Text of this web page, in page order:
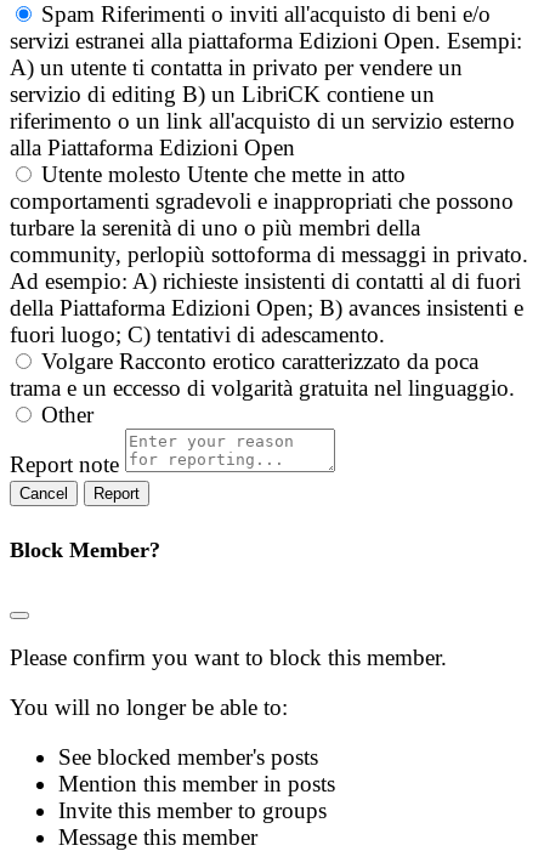
Spam Riferimenti o inviti all'acquisto di beni e/o
servizi estranei alla piattaforma Edizioni Open. Esempi:
A) un utente ti contatta in privato per vendere un
servizio di editing B) un LibriCK contiene un
riferimento o un link all'acquisto di un servizio esterno
alla Piattaforma Edizioni Open
Utente molesto Utente che mette in atto
comportamenti sgradevoli e inappropriati che possono
turbare la serenità di uno o più membri della
community, perlopiù sottoforma di messaggi in privato.
Ad esempio: A) richieste insistenti di contatti al di fuori
della Piattaforma Edizioni Open; B) avances insistenti e
fuori luogo; C) tentativi di adescamento.
Volgare Racconto erotico caratterizzato da poca
trama e un eccesso di volgarità gratuita nel linguaggio.
Other
Report note
Report
Block Member?
Please confirm you want to block this member.
You will no longer be able to:
See blocked member's posts
Mention this member in posts
Invite this member to groups
Message this member